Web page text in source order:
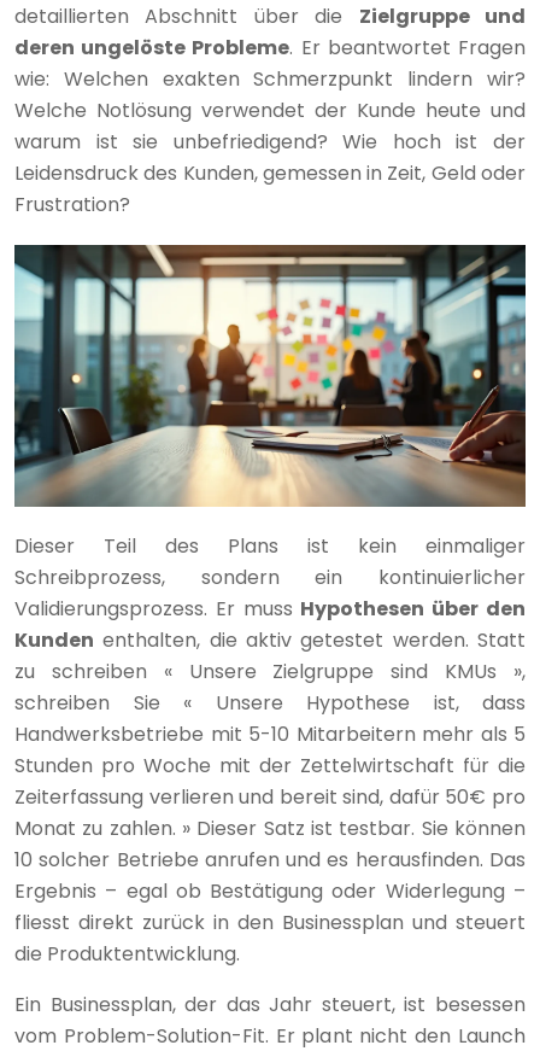
detaillierten Abschnitt über die Zielgruppe und
deren ungelöste Probleme. Er beantwortet Fragen
wie: Welchen exakten Schmerzpunkt lindern wir?
Welche Notlösung verwendet der Kunde heute und
warum ist sie unbefriedigend? Wie hoch ist der
Leidensdruck des Kunden, gemessen in Zeit, Geld oder
Frustration?
Dieser Teil des Plans ist kein einmaliger
Schreibprozess, sondern ein kontinuierlicher
Validierungsprozess. Er muss Hypothesen über den
Kunden enthalten, die aktiv getestet werden. Statt
zu schreiben « Unsere Zielgruppe sind KMUs »,
schreiben Sie « Unsere Hypothese ist, dass
Handwerksbetriebe mit 5-10 Mitarbeitern mehr als 5
Stunden pro Woche mit der Zettelwirtschaft für die
Zeiterfassung verlieren und bereit sind, dafür 50€ pro
Monat zu zahlen. » Dieser Satz ist testbar. Sie können
10 solcher Betriebe anrufen und es herausfinden. Das
Ergebnis – egal ob Bestätigung oder Widerlegung –
fliesst direkt zurück in den Businessplan und steuert
die Produktentwicklung.
Ein Businessplan, der das Jahr steuert, ist besessen
vom Problem-Solution-Fit. Er plant nicht den Launch